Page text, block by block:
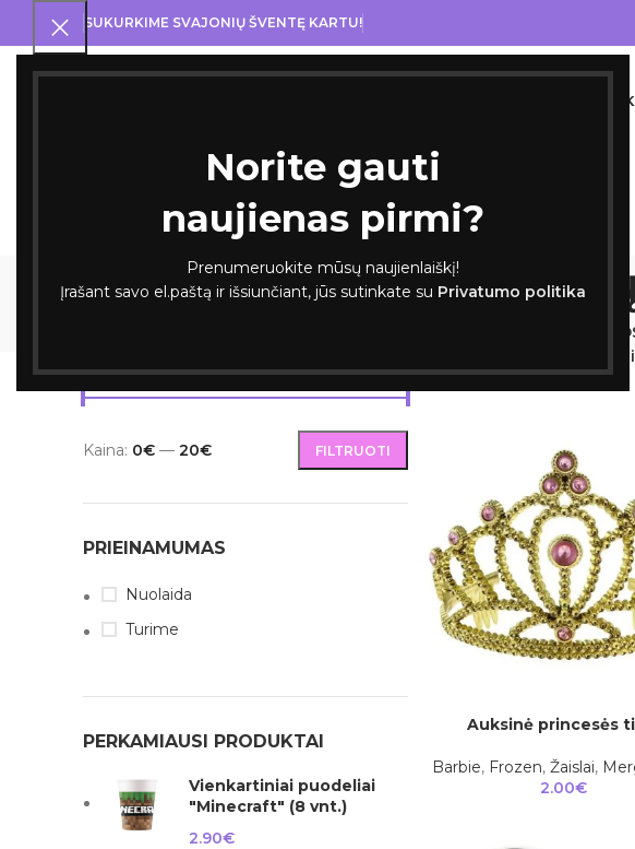
Norite gauti
naujienas pirmi?
Prenumeruokite mūsų naujienlaiškį!
Įrašant savo el.paštą ir išsiunčiant, jūs sutinkate su Privatumo politika
SUKURKIME SVAJONIŲ ŠVENTĘ KARTU!
VISI
FILTRUOTI
Kaina: 0€ — 20€
PRIEINAMUMAS
Nuolaida
Turime
PERKAMIAUSI PRODUKTAI
Vienkartiniai puodeliai
"Minecraft" (8 vnt.)
2.90€
Vaikų gimtadieniai
Į KREPŠELĮAuksinė princesės
Barbie, Frozen, Žaislai,
2.00€